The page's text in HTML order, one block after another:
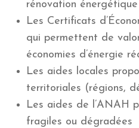
rénovation
Les Certificats
qui permettent de
économies d’énergie
Les aides locales
territoriales (régions,
Les aides de l’ANAH
fragiles ou dégradées